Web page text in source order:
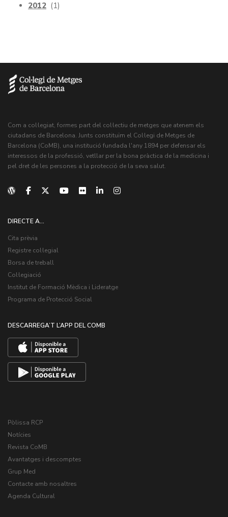
2012 (1)
Com a col·legiat, formes part del col·lectiu de metges que atenem els
ciutadans de Barcelona. Junts constituïm el Col·legi de Metges de
Barcelona (CoMB), una institució fundada l'any 1894 per defensar els
interessos de la professió, vetllar per la bona pràctica de la medicina i
pel dret de les persones a la protecció de la seva salut.
DIRECTE A...
Cita prèvia
Registre col·legial
Borsa de treball
Col·legiació
Institut de Formació Mèdica i Lideratge
Programa de Protecció Social
DESCARREGA’T L’APP DEL COMB
Pòlissa RCP
Notícies
Revista CoMB
Avantatges i descomptes
Grup Med
Contacte amb nosaltres
Agenda Cultural